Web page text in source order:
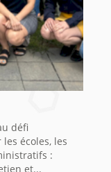
défi
écoles, les
:
et...